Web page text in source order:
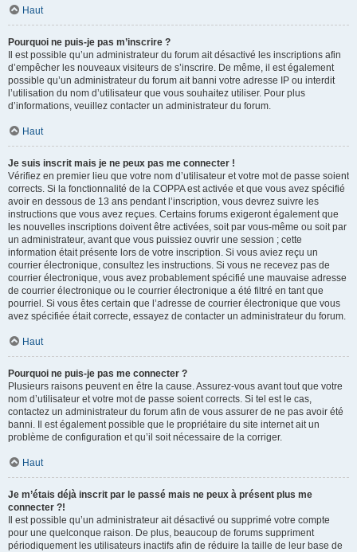
Haut
Pourquoi ne puis-je pas m’inscrire ?
Il est possible qu’un administrateur du forum ait désactivé les inscriptions afin
d’empêcher les nouveaux visiteurs de s’inscrire. De même, il est également
possible qu’un administrateur du forum ait banni votre adresse IP ou interdit
l’utilisation du nom d’utilisateur que vous souhaitez utiliser. Pour plus
d’informations, veuillez contacter un administrateur du forum.
Haut
Je suis inscrit mais je ne peux pas me connecter !
Vérifiez en premier lieu que votre nom d’utilisateur et votre mot de passe soient
corrects. Si la fonctionnalité de la COPPA est activée et que vous avez spécifié
avoir en dessous de 13 ans pendant l’inscription, vous devrez suivre les
instructions que vous avez reçues. Certains forums exigeront également que
les nouvelles inscriptions doivent être activées, soit par vous-même ou soit par
un administrateur, avant que vous puissiez ouvrir une session ; cette
information était présente lors de votre inscription. Si vous aviez reçu un
courrier électronique, consultez les instructions. Si vous ne recevez pas de
courrier électronique, vous avez probablement spécifié une mauvaise adresse
de courrier électronique ou le courrier électronique a été filtré en tant que
pourriel. Si vous êtes certain que l’adresse de courrier électronique que vous
avez spécifiée était correcte, essayez de contacter un administrateur du forum.
Haut
Pourquoi ne puis-je pas me connecter ?
Plusieurs raisons peuvent en être la cause. Assurez-vous avant tout que votre
nom d’utilisateur et votre mot de passe soient corrects. Si tel est le cas,
contactez un administrateur du forum afin de vous assurer de ne pas avoir été
banni. Il est également possible que le propriétaire du site internet ait un
problème de configuration et qu’il soit nécessaire de la corriger.
Haut
Je m’étais déjà inscrit par le passé mais ne peux à présent plus me
connecter ?!
Il est possible qu’un administrateur ait désactivé ou supprimé votre compte
pour une quelconque raison. De plus, beaucoup de forums suppriment
périodiquement les utilisateurs inactifs afin de réduire la taille de leur base de